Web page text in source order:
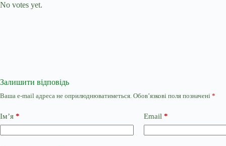
No votes yet.
Залишити відповідь
Ваша e-mail адреса не оприлюднюватиметься. Обов’язкові поля позначені *
Ім’я * Email *